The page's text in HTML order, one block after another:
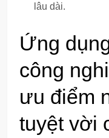
lâu dài.
Ứng
công
ưu điểm
tuyệt vời